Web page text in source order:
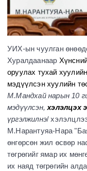
УИХ-ын чуулган
Хуралдаанаар
оруулах тухай
мэдүүлсэн хуулийн
М.Мандхай нарын 10
мэдүүлсэн, хэлэлцэх
үргэлжилнэ/
М.Нарантуяа-Нара
өнгөрсөн жил өсвөр
төгрөгийг ямар их
их наяд төгрөгийн